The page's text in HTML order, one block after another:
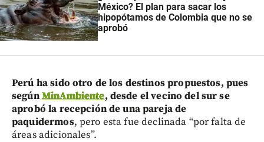
México? El plan para sacar los
hipopótamos de Colombia que no se
aprobó
Perú ha sido otro de los destinos propuestos, pues
segúnMinAmbiente, desde el vecino del sur se
aprobó la recepción de una pareja de
paquidermos, pero esta fue declinada “por falta de
áreas adicionales”.